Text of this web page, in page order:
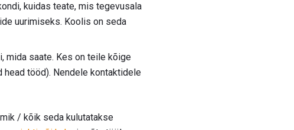
kuidas teate, mis tegevusala
uurimiseks. Koolis on seda
mida saate. Kes on teile kõige
tööd). Nendele kontaktidele
/ kõik seda kulutatakse